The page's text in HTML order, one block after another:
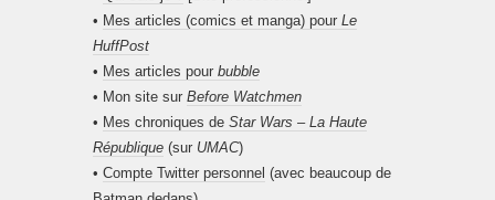
• Mes articles (comics et manga) pour Le
HuffPost
• Mes articles pour bubble
• Mon site sur Before Watchmen
• Mes chroniques de Star Wars – La Haute
République (sur UMAC)
• Compte Twitter personnel (avec beaucoup de